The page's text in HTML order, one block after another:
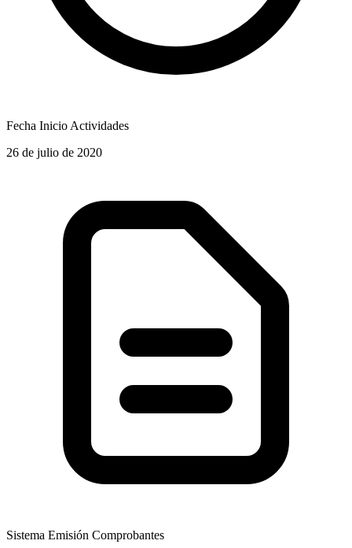
Fecha Inicio Actividades
26 de julio de 2020
Sistema Emisión Comprobantes